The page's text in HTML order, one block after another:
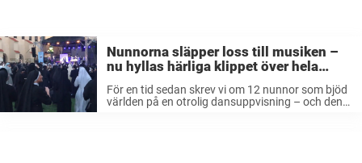
Nunnorna släpper loss till musiken –
nu hyllas härliga klippet över hela
För en tid sedan skrev vi om 12 nunnor som bjöd
världen på en otrolig dansuppvisning – och den